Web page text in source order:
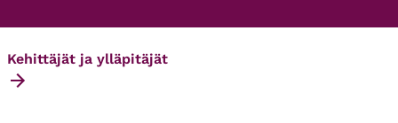
Kehittäjät ja ylläpitäjät